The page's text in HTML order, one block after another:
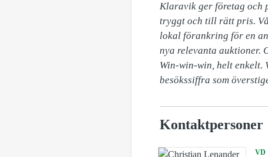
Klaravik ger företag och
tryggt och till rätt pris.
lokal förankring för en
nya relevanta auktioner.
Win-win-win, helt enkelt.
besökssiffra som
Kontaktpersoner
VD